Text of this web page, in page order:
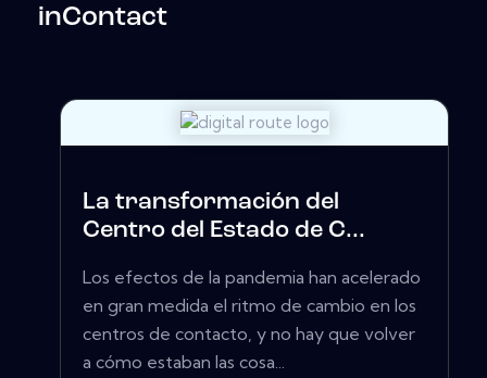
inContact
La transformación del
Centro del Estado de C...
Los efectos de la pandemia han acelerado
en gran medida el ritmo de cambio en los
centros de contacto, y no hay que volver
a cómo estaban las cosa...